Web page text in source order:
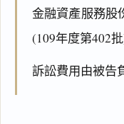
金融資產服務股
(109年度第402
訴訟費用由被告